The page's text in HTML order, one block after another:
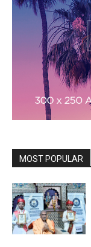
MOST POPULAR